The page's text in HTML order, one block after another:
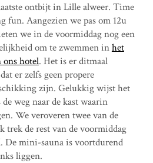
ontbijt in Lille alweer. Time
fun. Aangezien we pas om 12u
we in de voormiddag nog een
om te zwemmen inhet
ons hotel. Het is er ditmaal
er zelfs geen propere
zijn. Gelukkig wijst het
weg naar de kast waarin
We veroveren twee van de
trek de rest van de voormiddag
De mini-sauna is voortdurend
liggen.